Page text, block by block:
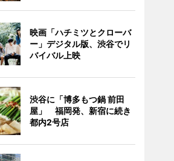
映画「ハチミツとクローバ
ー」デジタル版、渋谷でリ
バイバル上映
渋谷に「博多もつ鍋 前田
屋」 福岡発、新宿に続き
都内2号店